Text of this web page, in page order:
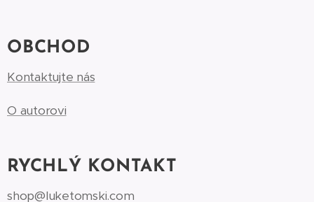
OBCHOD
Kontaktujte nás
O autorovi
RYCHLÝ KONTAKT
shop@luketomski.com